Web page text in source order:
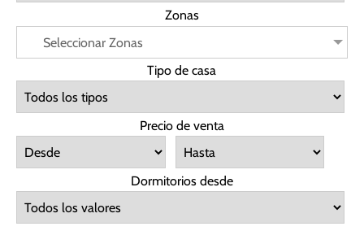
Zonas
Seleccionar Zonas
Tipo de casa
Precio de venta
Dormitorios desde